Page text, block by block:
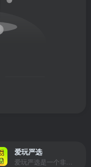
爱玩严选
爱玩严选是一个非常有保障且性价比极高的虚拟商城，包括但不限于苹果证书、技术指导、会员充值等多种虚拟服务！